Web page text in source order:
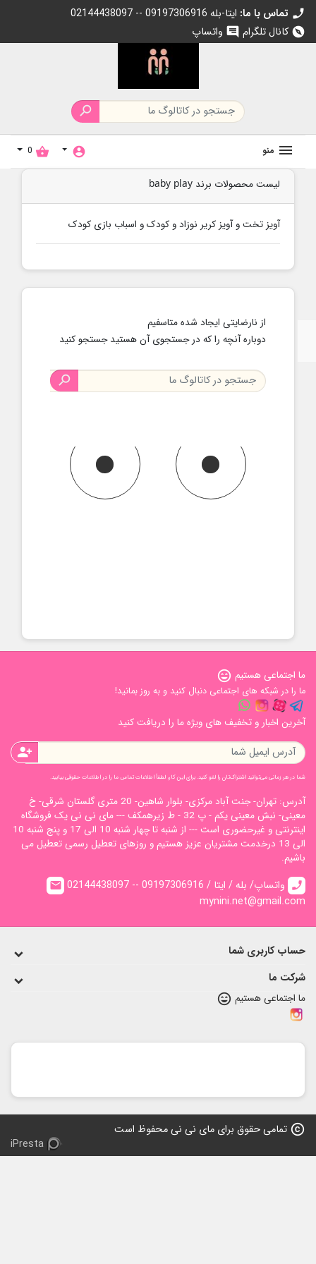
تماس با ما:02144438097 -- 09197306916 ایتا-بله
کانال تلگرام chatواتساپ
منو shopping_basket
0
لیست محصولات برند baby play
آویز تخت و آویز کریر نوزاد و کودک و اسباب بازی کودک
از نارضایتی ایجاد شده متاسفیم
دوباره آنچه را که در جستجوی آن هستید جستجو کنید
اجتماعی هستیمsentiment_very_satisfied
را در شبکه های اجتماعی دنبال کنید و به روز بمانید!
اخبار و تخفیف های ویژه ما را دریافت کنید
در هر زمانی می‌توانید اشتراک‌تان را لغو کنید. برای این کار، لطفاً اطلاعات تماس ما را در اطلاعات حقوقی بیابید.
آدرس: تهران- جنت آباد مرکزی- بلوار شاهین- 20 متری گلستان شرقی- خ
معینی- نبش معینی یکم - پ 32 - ط زیرهمکف --- مای نی نی یک فروشگاه
اینترنتی و غیرحضوری است --- از شنبه تا چهار شنبه 10 الی 17 و پنج شنبه 10
الی 13 درخدمت مشتریان عزیز هستیم و روزهای تعطیل رسمی تعطیل می
02144438097 -- واتساپ/ بله / ایتا / 09197306916 email
کاربری شما
ما
اجتماعی هستیمsentiment_very_satisfied
تمامی حقوق برای مای نی نی محفوظ است
iPresta